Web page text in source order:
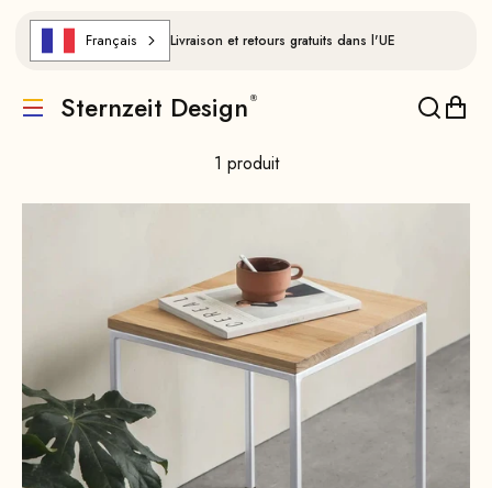
Français Livraison et retours gratuits dans l'UE
Traduction manquante : de.header.general.menu
Sternzeit Design
1 produit